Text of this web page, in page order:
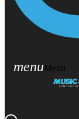
menuMenu